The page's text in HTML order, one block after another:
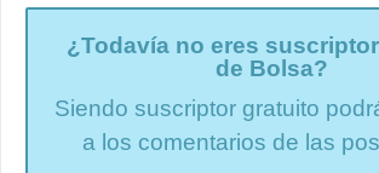
¿Todavía no eres
de Bolsa?
Siendo suscriptor gratuito
a los comentarios de las